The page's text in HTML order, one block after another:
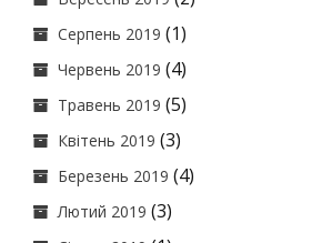
Серпень 2019 (1)
Червень 2019 (4)
Травень 2019 (5)
Квітень 2019 (3)
Березень 2019 (4)
Лютий 2019 (3)